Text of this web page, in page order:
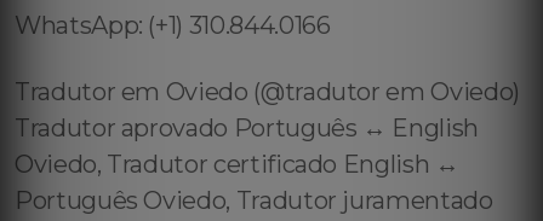
WhatsApp: (+1) 310.844.0166
Tradutor em Oviedo (@tradutor em Oviedo)
Tradutor aprovado Português ↔️ English
Oviedo, Tradutor certificado English ↔️
Português Oviedo, Tradutor juramentado